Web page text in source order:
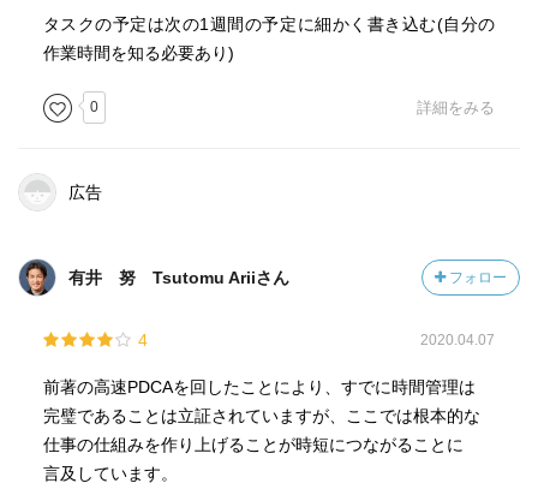
タスクの予定は次の1週間の予定に細かく書き込む(自分の
作業時間を知る必要あり)
0 詳細をみる
広告
有井 努 Tsutomu Ariiさん フォロー
4 2020.04.07
前著の高速PDCAを回したことにより、すでに時間管理は
完璧であることは立証されていますが、ここでは根本的な
仕事の仕組みを作り上げることが時短につながることに
言及しています。